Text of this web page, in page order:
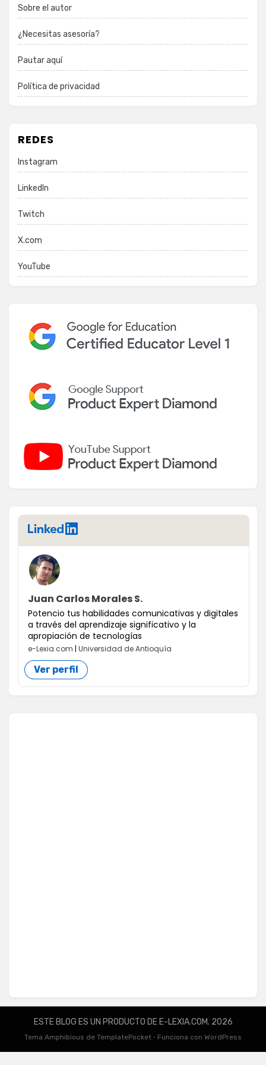
Sobre el autor
¿Necesitas asesoría?
Pautar aquí
Política de privacidad
REDES
Instagram
LinkedIn
Twitch
X.com
YouTube
LinkedIn
Juan Carlos Morales S.
Potencio tus habilidades comunicativas y digitales
a través del aprendizaje significativo y la
apropiación de tecnologías
e-Lexia.com | Universidad de Antioquía
Ver perfil
ESTE BLOG ES UN PRODUCTO DE E-LEXIA.COM. 2026
Tema Amphibious de TemplatePocket ⋅ Funciona con WordPress